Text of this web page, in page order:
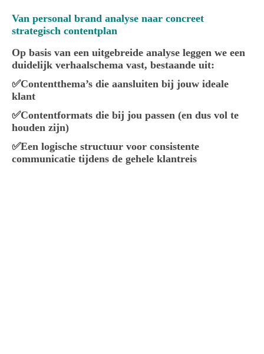
Van personal brand analyse naar concreet
strategisch contentplan
Op basis van een uitgebreide analyse leggen we een
duidelijk verhaalschema vast, bestaande uit:
✅Contentthema’s die aansluiten bij jouw ideale
klant
✅Contentformats die bij jou passen (en dus vol te
houden zijn)
✅Een logische structuur voor consistente
communicatie tijdens de gehele klantreis